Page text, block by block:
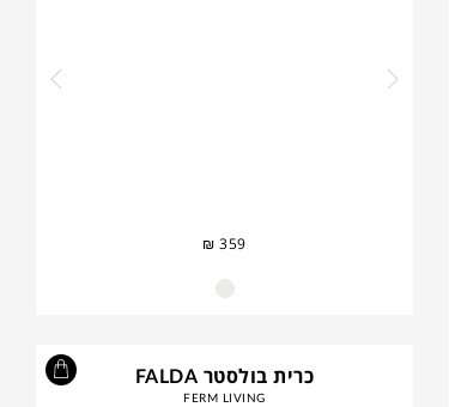
₪ 359
כרית בולסטר FALDA
FERM LIVING